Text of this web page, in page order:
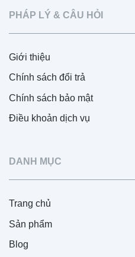
PHÁP LÝ & CÂU HỎI
Giới thiệu
Chính sách đổi trả
Chính sách bảo mật
Điều khoản dịch vụ
DANH MỤC
Trang chủ
Sản phẩm
Blog